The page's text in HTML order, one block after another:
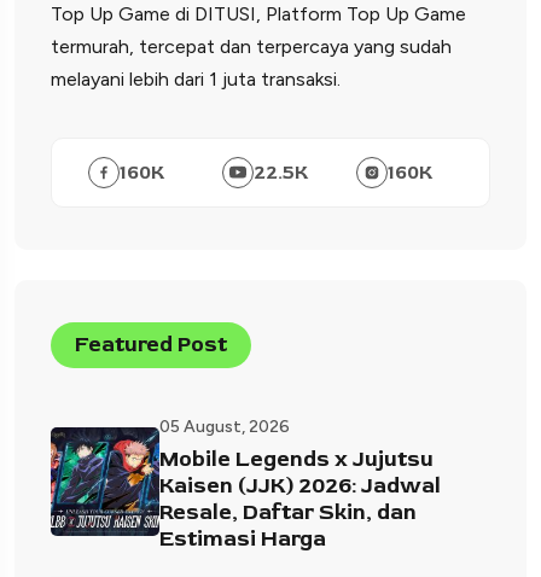
Top Up Game di DITUSI, Platform Top Up Game
termurah, tercepat dan terpercaya yang sudah
melayani lebih dari 1 juta transaksi.
160K 22.5K 160K
Featured Post
05 August, 2026
Mobile Legends x Jujutsu
Kaisen (JJK) 2026: Jadwal
Resale, Daftar Skin, dan
Estimasi Harga